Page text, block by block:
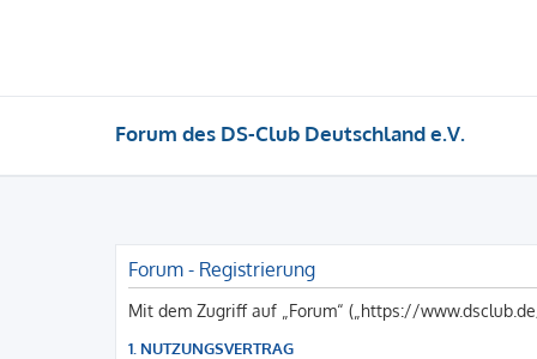
Forum des DS-Club Deutschland e.V.
Forum - Registrierung
Mit dem Zugriff auf „Forum“ („https://
1. NUTZUNGSVERTRAG